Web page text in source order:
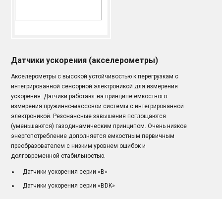
Датчики ускорения (акселерометры)
Акселерометры с высокой устойчивостью к перегрузкам с
интегрированной сенсорной электроникой для измерения
ускорения. Датчики работают на принципе емкостного
измерения пружинно-массовой системы с интегрированной
электроникой. Резонансные завышения поглощаются
(уменьшаются) газодинамическим принципом. Очень низкое
энергопотребление дополняется емкостным первичным
преобразователем с низким уровнем ошибок и
долговременной стабильностью.
Датчики ускорения серии «B»
Датчики ускорения серии «BDK»